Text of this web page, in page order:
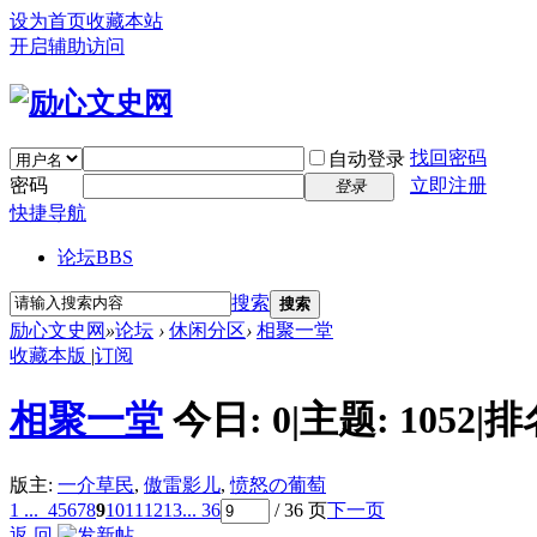
设为首页收藏本站
开启辅助访问
自动登录 找回密码
密码
登录
立即注册
快捷导航
论坛BBS
搜索 搜索
励心文史网 »论坛 › 休闲分区› 相聚一堂
收藏本版 |订阅
相聚一堂 今日: 0|主题: 1052|排
版主: 一介草民, 傲雷影儿,愤怒の葡萄
1 ... 4567891011 1213... 36 / 36 页下一页